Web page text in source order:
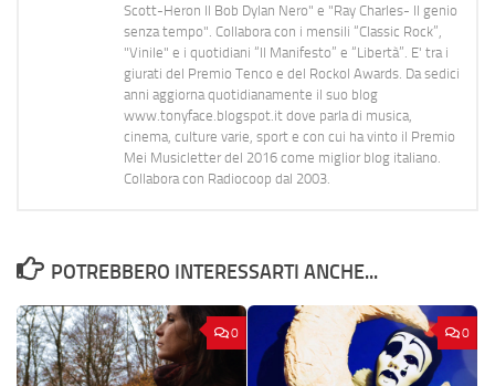
Scott-Heron Il Bob Dylan Nero" e "Ray Charles- Il genio
senza tempo". Collabora con i mensili “Classic Rock”,
"Vinile" e i quotidiani “Il Manifesto” e “Libertà”. E' tra i
giurati del Premio Tenco e del Rockol Awards. Da sedici
anni aggiorna quotidianamente il suo blog
www.tonyface.blogspot.it dove parla di musica,
cinema, culture varie, sport e con cui ha vinto il Premio
Mei Musicletter del 2016 come miglior blog italiano.
Collabora con Radiocoop dal 2003.
POTREBBERO INTERESSARTI ANCHE...
0 0